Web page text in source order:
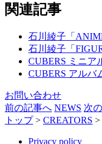
関連記事
石川綾子「
石川綾子「
CUBERS ミニア
CUBERS アルバ
お問い合わせ
前の記事へ NEWS 次
トップ> CREATORS >
Privacy policy